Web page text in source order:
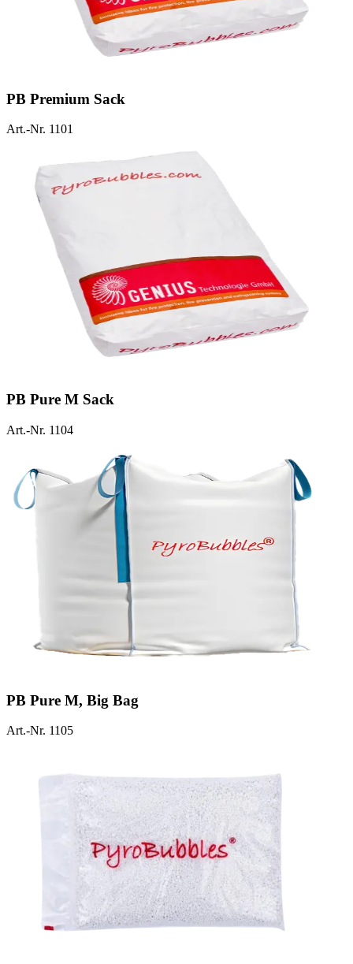
PB Premium Sack
Art.-Nr. 1101
PB Pure M Sack
Art.-Nr. 1104
PB Pure M, Big Bag
Art.-Nr. 1105